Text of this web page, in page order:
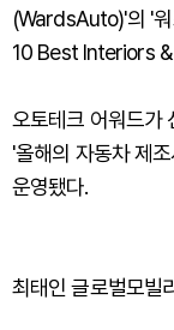
(WardsAuto)'의 '
10 Best Interiors &
오토테크 어워드가
'올해의 자동차 제
운영됐다.
최태인 글로벌모